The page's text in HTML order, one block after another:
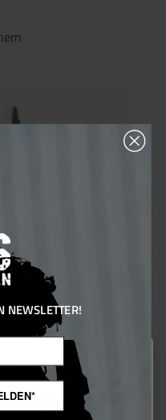
Haftung an den
über die Temperatur
Es bietet dauerhaften
(Permanent)
eine bestmögliche Erfahrung
...
NEWSLETTER!